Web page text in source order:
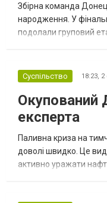
Збірна команда
народження. У
подолали груповий
Суспільство 18:23, 2
Окупований
експерта
Паливна криза на
доволі швидко. Це
активно уражати